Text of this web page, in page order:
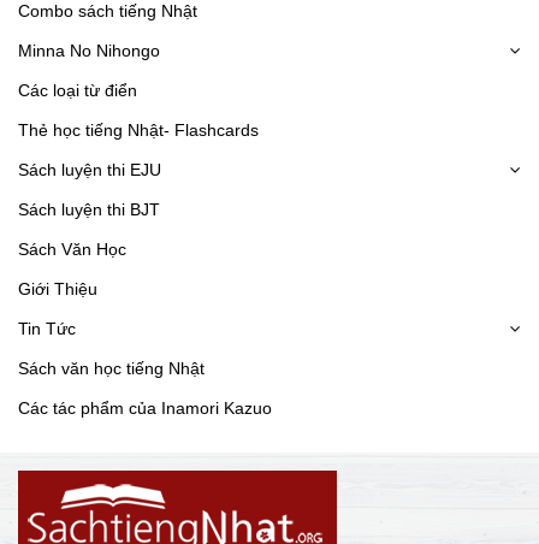
Combo sách tiếng Nhật
Minna No Nihongo
Các loại từ điển
Thẻ học tiếng Nhật- Flashcards
Sách luyện thi EJU
Sách luyện thi BJT
Sách Văn Học
Giới Thiệu
Tin Tức
Sách văn học tiếng Nhật
Các tác phẩm của Inamori Kazuo